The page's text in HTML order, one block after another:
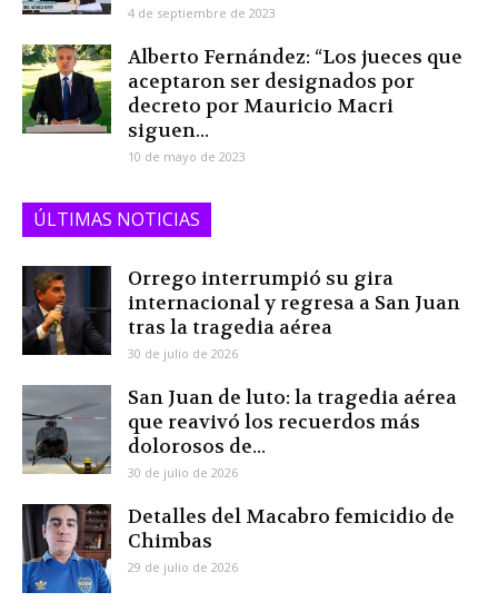
4 de septiembre de 2023
Alberto Fernández: “Los jueces que
aceptaron ser designados por
decreto por Mauricio Macri
siguen...
10 de mayo de 2023
ÚLTIMAS NOTICIAS
Orrego interrumpió su gira
internacional y regresa a San Juan
tras la tragedia aérea
30 de julio de 2026
San Juan de luto: la tragedia aérea
que reavivó los recuerdos más
dolorosos de...
30 de julio de 2026
Detalles del Macabro femicidio de
Chimbas
29 de julio de 2026